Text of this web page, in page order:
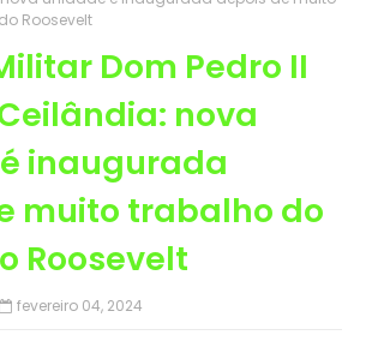
Roosevelt
Dom Pedro II
nova
inaugurada
muito trabalho do
Roosevelt
fevereiro 04, 2024